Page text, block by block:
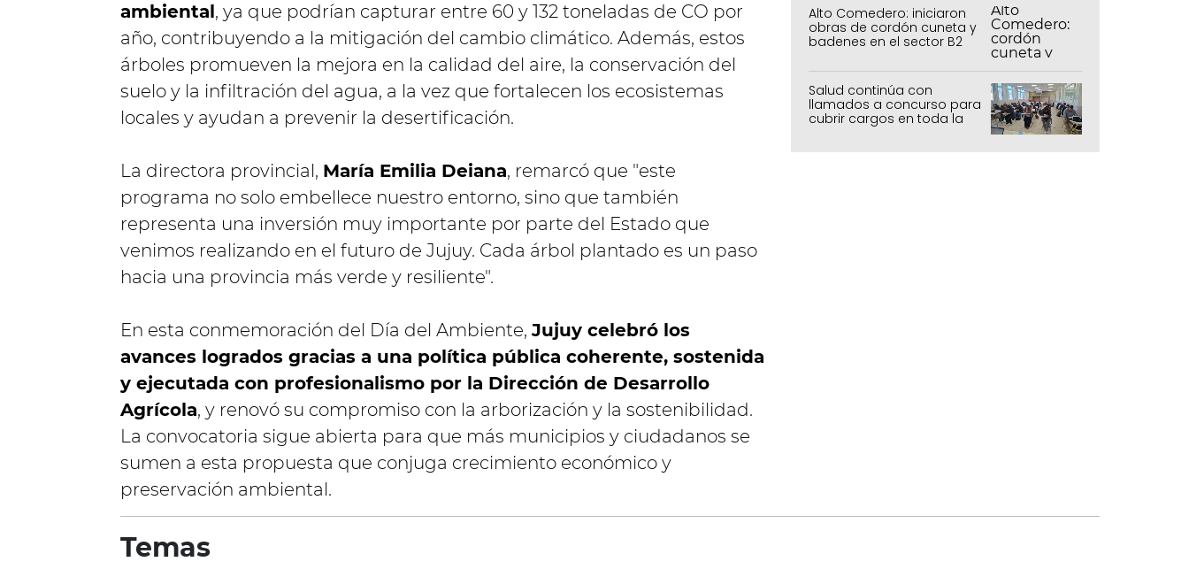
ambiental, ya que podrían capturar entre 60 y 132 toneladas de CO por
año, contribuyendo a la mitigación del cambio climático. Además, estos
árboles promueven la mejora en la calidad del aire, la conservación del
suelo y la infiltración del agua, a la vez que fortalecen los ecosistemas
locales y ayudan a prevenir la desertificación.
La directora provincial, María Emilia Deiana, remarcó que "este
programa no solo embellece nuestro entorno, sino que también
representa una inversión muy importante por parte del Estado que
venimos realizando en el futuro de Jujuy. Cada árbol plantado es un paso
hacia una provincia más verde y resiliente".
En esta conmemoración del Día del Ambiente, Jujuy celebró los
avances logrados gracias a una política pública coherente, sostenida
y ejecutada con profesionalismo por la Dirección de Desarrollo
Agrícola, y renovó su compromiso con la arborización y la sostenibilidad.
La convocatoria sigue abierta para que más municipios y ciudadanos se
sumen a esta propuesta que conjuga crecimiento económico y
preservación ambiental.
Alto Comedero: iniciaron
obras de cordón cuneta y
badenes en el sector B2
Salud continúa con
llamados a concurso para
cubrir cargos en toda la
Temas